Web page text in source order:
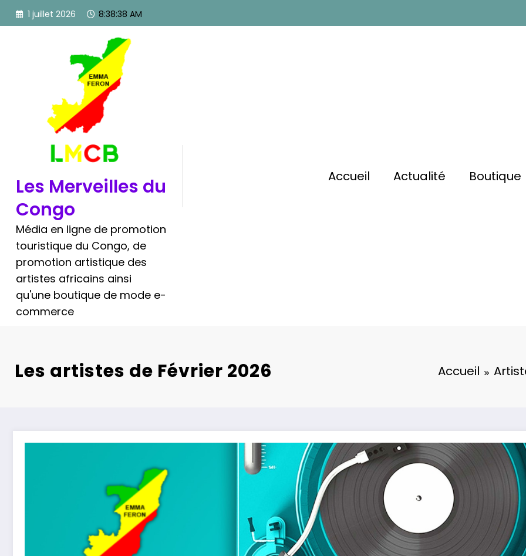
Aller
1 juillet 2026 8:38:39 AM
Les Merveilles du
Congo
Média en ligne de promotion
touristique du Congo, de
promotion artistique des
artistes africains ainsi
qu'une boutique de mode e-
commerce
Accueil Actualité Boutique
Les artistes de Février 2026 Accueil